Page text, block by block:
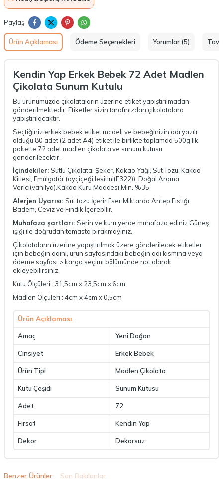
Paylaş
Ürün Açıklaması Ödeme Seçenekleri Yorumlar (5)
Kendin Yap Erkek Bebek 72 Adet Madlen
Çikolata Sunum Kutulu
Bu ürünümüzde çikolataların üzerine etiket yapıştırılmadan
gönderilmektedir. Etiketler sizin tarafınızdan çikolatalara
yapıştırılacaktır.
Seçtiğiniz erkek bebek etiket modeli ve bebeğinizin adı yazılı
olduğu 80 adet (2 adet A4) etiket ile birlikte toplamda 500g'lık
pakette 72 adet madlen çikolata ve sunum kutusu
gönderilecektir.
İçindekiler: Sütlü Çikolata; Şeker, Kakao Yağı, Süt Tozu, Kakao
Kitlesi, Emülgatör (ayçiçeği lesitini(E322)), Doğal Aroma
Verici(vanilya).Kakao Kuru Maddesi Min. %35
Alerjen Uyarısı: Süt tozu İçerir.Eser Miktarda Antep Fıstığı,
Badem, Ceviz ve Fındık İçerebilir.
Muhafaza şartları: Serin ve kuru yerde muhafaza ediniz.Güneş
ışığı ile doğrudan temasta bırakmayınız.
Çikolataların üzerine yapıştırılmak üzere gönderilecek etiketler
için bebeğin adını, ürün sayfasındaki bebeğin adı kısmına veya
ödeme sayfası > kargo seçimi bölümünde not olarak
ekleyebilirsiniz.
Kutu Ölçüleri : 31,5cm x 23,5cm x 6cm
Madlen Ölçüleri : 4cm x 4cm x 0,5cm
Ürün Açıklaması
Amaç Yeni Doğan
Cinsiyet Erkek Bebek
Ürün Tipi Madlen Çikolata
Kutu Çeşidi Sunum Kutusu
Adet 72
Fırsat Kendin Yap
Dekor Dekorsuz
Benzer Ürünler Son Bakılanlar